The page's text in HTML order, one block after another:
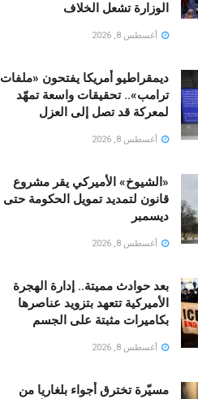
الوزارة تشعل الخلاف
أغسطس 8, 2026
ديمقراطيو أمريكا يفتحون «ملفات
ترامب».. تحقيقات واسعة تمهّد
لمعركة قد تصل إلى العزل
أغسطس 8, 2026
«الشيوخ» الأميركي يقر مشروع
قانون لتمديد تمويل الحكومة حتى
ديسمبر
أغسطس 8, 2026
بعد حوادث مميتة.. إدارة الهجرة
الأميركية تتعهد بتزويد عناصرها
بكاميرات مثبتة على الجسم
أغسطس 8, 2026
مسيّرة تخترق أجواء بلغاريا من